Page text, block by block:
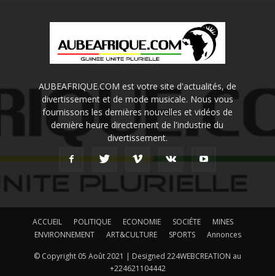
AUBEAFRIQUE.COM est votre site d'actualités, de
divertissement et de mode musicale. Nous vous
fournissons les dernières nouvelles et vidéos de
dernière heure directement de l'industrie du
divertissement.
ACCUEIL POLITIQUE ECONOMIE SOCIÉTE
MINES
ENVIRONNEMENT
ART&CULTURE SPORTS Annonces
© Copyright 05 Août 2021 | Designed 224WEBCREATION au
+224621104442